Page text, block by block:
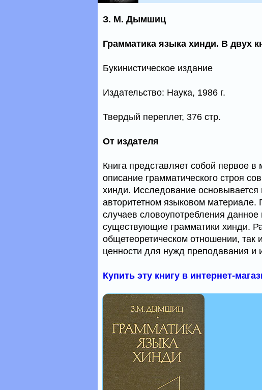
З. М. Дымшиц
Грамматика языка хинди. В двух
Букинистическое издание
Издательство: Наука, 1986 г.
Твердый переплет, 376 стр.
От издателя
Книга представляет собой первое
описание грамматического строя
хинди. Исследование
авторитетном языковом
случаев словоупотребления
существующие грамматики хинди.
общетеоретическом отношении, так
ценности для нужд преподавания и
Купить эту книгу в интернет-